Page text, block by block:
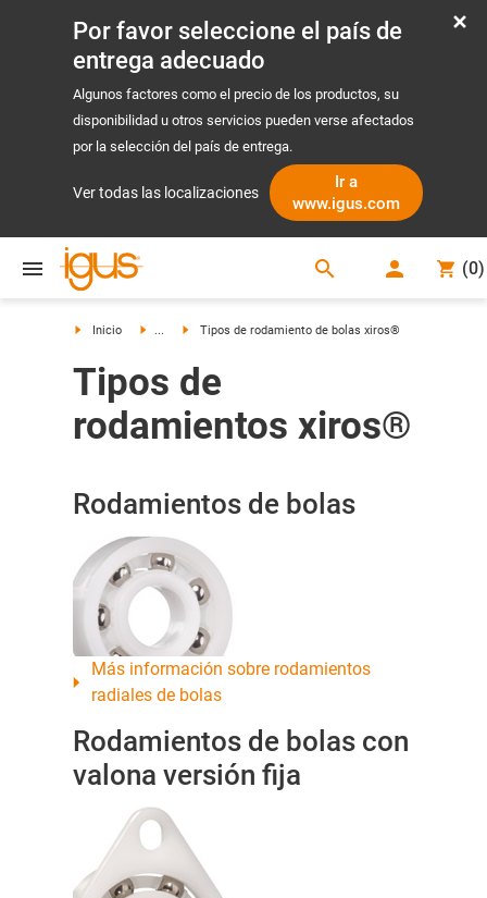
Por favor seleccione el país de
entrega adecuado
Algunos factores como el precio de los productos, su
disponibilidad u otros servicios pueden verse afectados
por la selección del país de entrega.
Ver todas las localizaciones
Ir a
www.igus.com
search (0)
Inicio ... Tipos de rodamiento de bolas xiros®
Tipos de
rodamientos xiros®
Rodamientos de bolas
Más información sobre rodamientos
radiales de bolas
Rodamientos de bolas con
valona versión fija